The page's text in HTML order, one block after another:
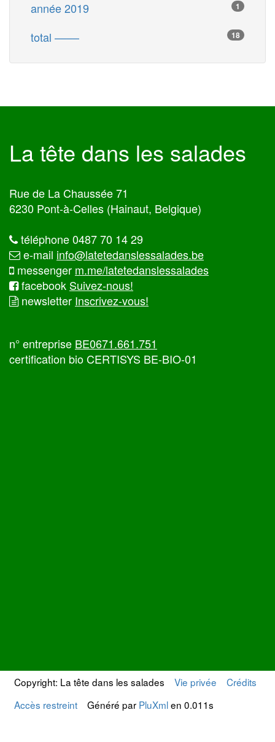
1
année 2019
18
total ––––
La tête dans les salades
Rue de La Chaussée 71
6230 Pont-à-Celles (Hainaut, Belgique)
téléphone 0487 70 14 29
e-mail info@latetedanslessalades.be
messenger m.me/latetedanslessalades
facebook Suivez-nous!
newsletter Inscrivez-vous!
n° entreprise BE0671.661.751
certification bio CERTISYS BE-BIO-01
Copyright: La tête dans les salades Vie privée
Crédits
Accès restreint
Généré par PluXmlen 0.011s